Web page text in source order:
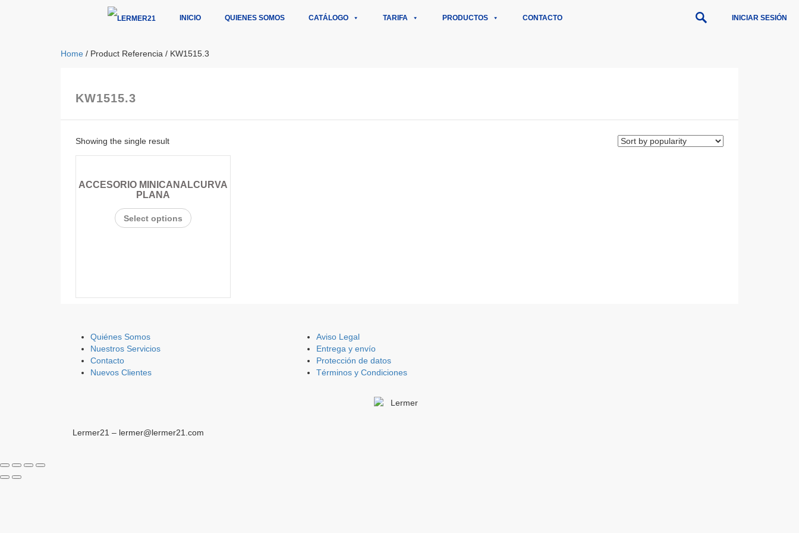
INICIO QUIENES SOMOS CATÁLOGO TARIFA PRODUCTOS CONTACTO INICIAR SESIÓN
Home / Product Referencia / KW1515.3
KW1515.3
Showing the single result
ACCESORIO MINICANALCURVA
PLANA
Select options
Quiénes Somos
Nuestros Servicios
Contacto
Nuevos Clientes
Aviso Legal
Entrega y envío
Protección de datos
Términos y Condiciones
Lermer21 – lermer@lermer21.com